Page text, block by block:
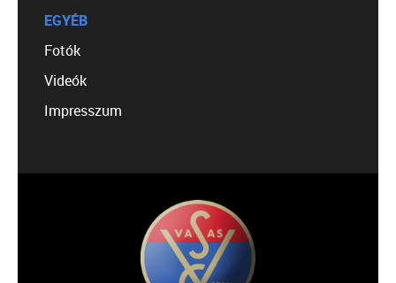
EGYÉB
Fotók
Videók
Impresszum